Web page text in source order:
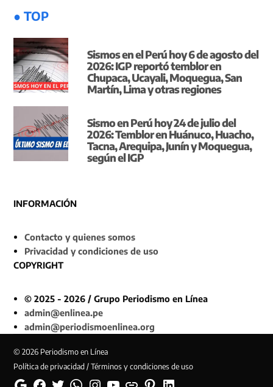
● TOP
Sismos en el Perú hoy 6 de agosto del
2026: IGP reportó temblor en
Chupaca, Ucayali, Moquegua, San
Martín, Lima y otras regiones
Sismo en Perú hoy 24 de julio del
2026: Temblor en Huánuco, Huacho,
Tacna, Arequipa, Junín y Moquegua,
según el IGP
INFORMACIÓN
Contacto y quienes somos
Privacidad y condiciones de uso
COPYRIGHT
© 2025 - 2026 / Grupo Periodismo en Línea
admin@enlinea.pe
admin@periodismoenlinea.org
© 2026 Periodismo en Línea
Política de privacidad / Términos y condiciones de uso
GoogleFacebookTwitterWhatsappInstagramYouTubeWeb PinterestLinkedin